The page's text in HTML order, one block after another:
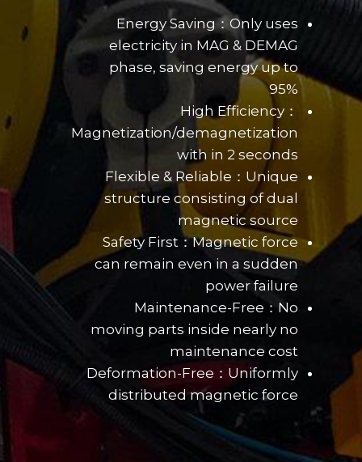
Energy Saving：Only uses
electricity in MAG & DEMAG
phase, saving energy up to
95%
High Efficiency：
Magnetization/demagnetization
with in 2 seconds
Flexible & Reliable：Unique
structure consisting of dual
magnetic source
Safety First：Magnetic force
can remain even in a sudden
power failure
Maintenance-Free：No
moving parts inside nearly no
maintenance cost
Deformation-Free：Uniformly
distributed magnetic force